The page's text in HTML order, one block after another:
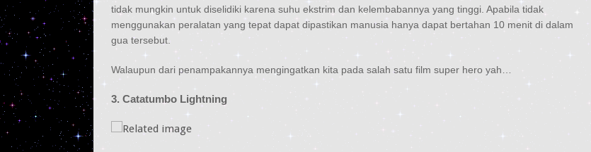
tidak mungkin untuk diselidiki karena suhu ekstrim dan kelembabannya yang tinggi. Apabila tidak
menggunakan peralatan yang tepat dapat dipastikan manusia hanya dapat bertahan 10 menit di dalam
gua tersebut.
Walaupun dari penampakannya mengingatkan kita pada salah satu film super hero yah…
3. Catatumbo Lightning